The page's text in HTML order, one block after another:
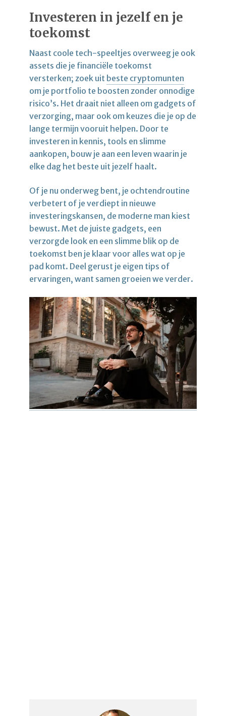
Investeren in jezelf en je
toekomst
Naast coole tech-speeltjes overweeg je ook
assets die je financiële toekomst
versterken; zoek uit beste cryptomunten
om je portfolio te boosten zonder onnodige
risico’s. Het draait niet alleen om gadgets of
verzorging, maar ook om keuzes die je op de
lange termijn vooruit helpen. Door te
investeren in kennis, tools en slimme
aankopen, bouw je aan een leven waarin je
elke dag het beste uit jezelf haalt.
Of je nu onderweg bent, je ochtendroutine
verbetert of je verdiept in nieuwe
investeringskansen, de moderne man kiest
bewust. Met de juiste gadgets, een
verzorgde look en een slimme blik op de
toekomst ben je klaar voor alles wat op je
pad komt. Deel gerust je eigen tips of
ervaringen, want samen groeien we verder.